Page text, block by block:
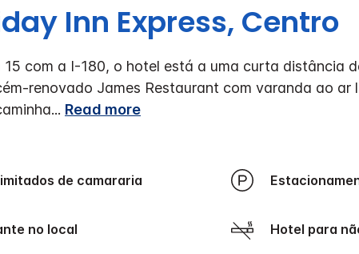
Inn Express, Centro
com a I-180, o hotel está a uma curta distância
renovado James Restaurant com varanda ao ar
... Read more
de camararia
no local Hotel para